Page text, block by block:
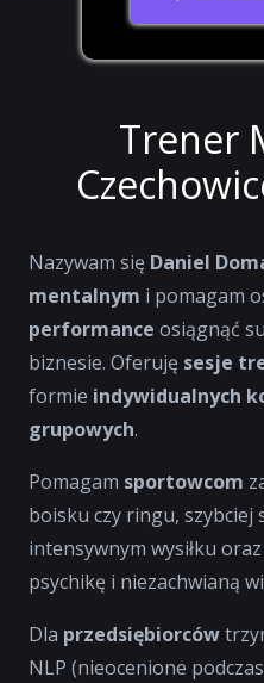
Trener
Nazywam się Daniel
mentalnym i pomagam
performance osiągnąć
biznesie. Oferuję sesje
formie indywidualnych
grupowych.
Pomagam sportowcom
boisku czy ringu, szybciej
intensywnym wysiłku
psychikę i niezachwianą
Dla przedsiębiorców
NLP (nieocenione